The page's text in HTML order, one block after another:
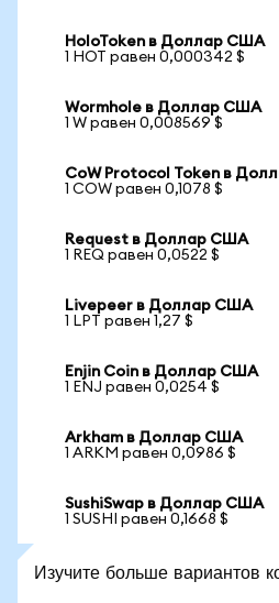
HoloToken в Доллар США
1 HOT равен 0,000342 $
Wormhole в Доллар США
1 W равен 0,008569 $
CoW Protocol Token в
1 COW равен 0,1078 $
Request в Доллар США
1 REQ равен 0,0522 $
Livepeer в Доллар США
1 LPT равен 1,27 $
Enjin Coin в Доллар США
1 ENJ равен 0,0254 $
Arkham в Доллар США
1 ARKM равен 0,0986 $
SushiSwap в Доллар США
1 SUSHI равен 0,1668 $
Изучите больше вариантов